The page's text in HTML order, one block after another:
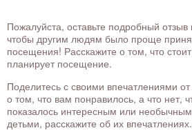
Пожалуйста, оставьте подробный
чтобы другим людям было проще
посещения! Расскажите о том, что
планирует посещение.
Поделитесь с своими впечатлениями
о том, что вам понравилось, а что нет,
показалось интересным или
детьми, расскажите об их впечатлениях.